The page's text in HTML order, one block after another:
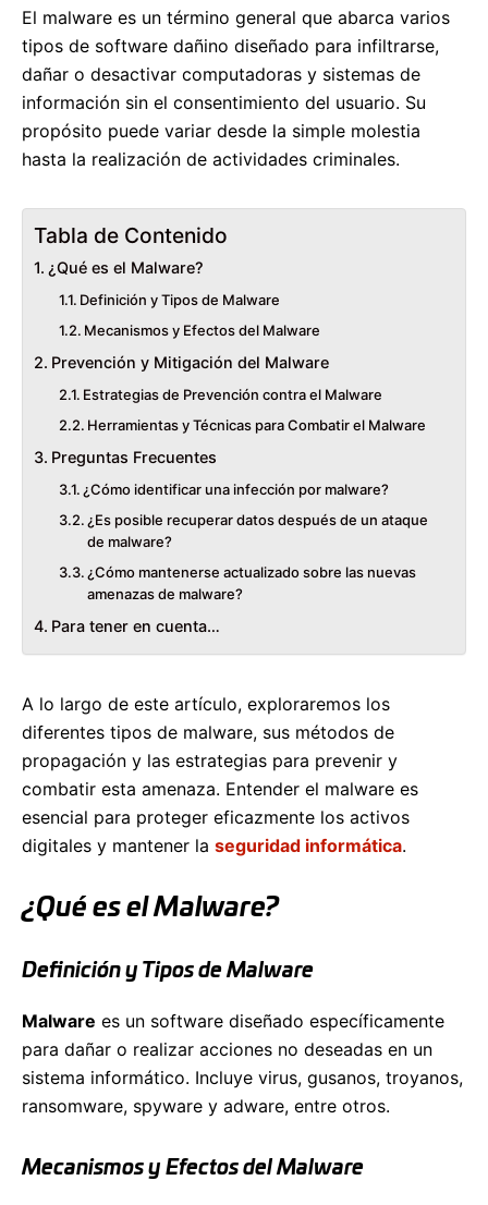
El malware es un término general que abarca varios
tipos de software dañino diseñado para infiltrarse,
dañar o desactivar computadoras y sistemas de
información sin el consentimiento del usuario. Su
propósito puede variar desde la simple molestia
hasta la realización de actividades criminales.
Tabla de Contenido
¿Qué es el Malware?
Definición y Tipos de Malware
Mecanismos y Efectos del Malware
Prevención y Mitigación del Malware
Estrategias de Prevención contra el Malware
Herramientas y Técnicas para Combatir el Malware
Preguntas Frecuentes
¿Cómo identificar una infección por malware?
¿Es posible recuperar datos después de un ataque
de malware?
¿Cómo mantenerse actualizado sobre las nuevas
amenazas de malware?
Para tener en cuenta…
A lo largo de este artículo, exploraremos los
diferentes tipos de malware, sus métodos de
propagación y las estrategias para prevenir y
combatir esta amenaza. Entender el malware es
esencial para proteger eficazmente los activos
digitales y mantener la seguridad informática.
¿Qué es el Malware?
Definición y Tipos de Malware
Malware es un software diseñado específicamente
para dañar o realizar acciones no deseadas en un
sistema informático. Incluye virus, gusanos, troyanos,
ransomware, spyware y adware, entre otros.
Mecanismos y Efectos del Malware